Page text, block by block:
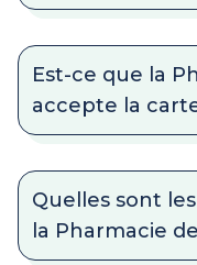
Est-ce que la
accepte la
Quelles sont
la Pharmacie